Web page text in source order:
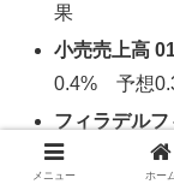
果
小売売上高
0.4% 予想
フィラデルフ
想-9.0 結果
メニュー ホー